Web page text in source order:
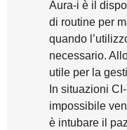
Aura-i è il
di routine per
quando
necessario.
utile per la
In situazioni
impossibile
è intubare il